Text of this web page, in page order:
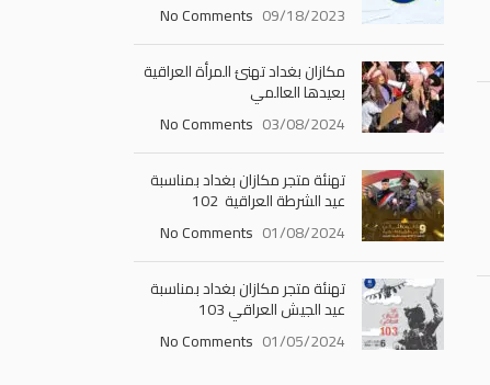
09/18/2023
No Comments
مكازان بغداد تهنئ المرأة العراقية
بعيدها العالمي
03/08/2024
No Comments
تهنئة متجر مكازان بغداد بمناسبة
عيد الشرطة العراقية 102
01/08/2024
No Comments
تهنئة متجر مكازان بغداد بمناسبة
عيد الجيش العراقي 103
01/05/2024
No Comments